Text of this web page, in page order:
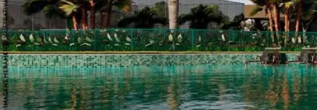
Maiores
Parcerias
Anunciar